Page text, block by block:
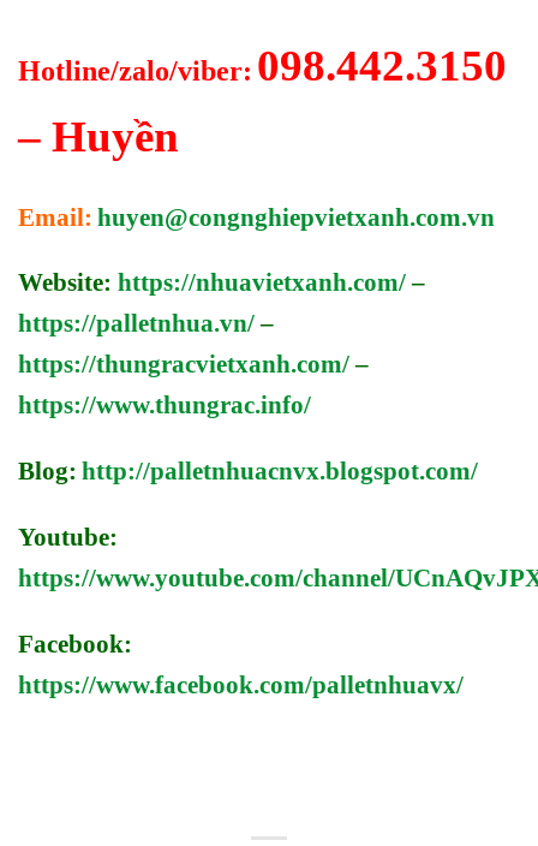
Hotline/zalo/viber: 098.442.3150
– Huyền
Email: huyen@congnghiepvietxanh.com.vn
Website: https://nhuavietxanh.com/–
https://palletnhua.vn/–
https://thungracvietxanh.com/–
https://www.thungrac.info/
Blog: http://palletnhuacnvx.blogspot.com/
Youtube:
https://www.youtube.com/channel/
Facebook:
https://www.facebook.com/palletnhuavx/